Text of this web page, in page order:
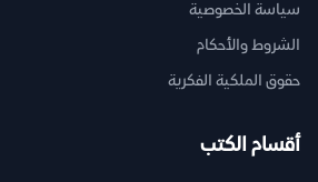
سياسة الخصوصية
الشروط والأحكام
حقوق الملكية الفكرية
أقسام الكتب